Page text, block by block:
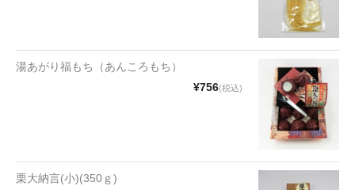
花豆
漬物・佃煮
湯あがり福もち（あんころもち）
¥756(税込)
栗大納言(小)(350ｇ)